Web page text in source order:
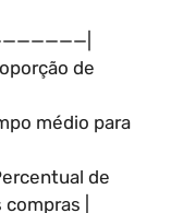
de
médio para
de
|